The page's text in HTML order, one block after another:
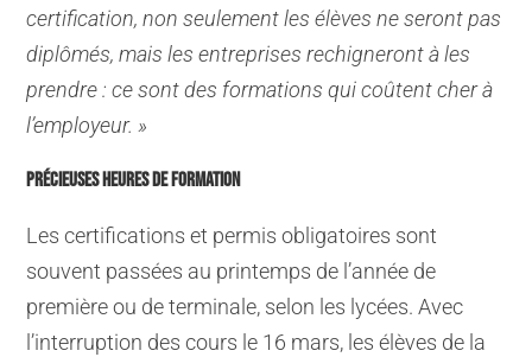
certification, non seulement les élèves ne seront pas
diplômés, mais les entreprises rechigneront à les
prendre : ce sont des formations qui coûtent cher à
l’employeur. »
PRÉCIEUSES HEURES DE FORMATION
Les certifications et permis obligatoires sont
souvent passées au printemps de l’année de
première ou de terminale, selon les lycées. Avec
l’interruption des cours le 16 mars, les élèves de la